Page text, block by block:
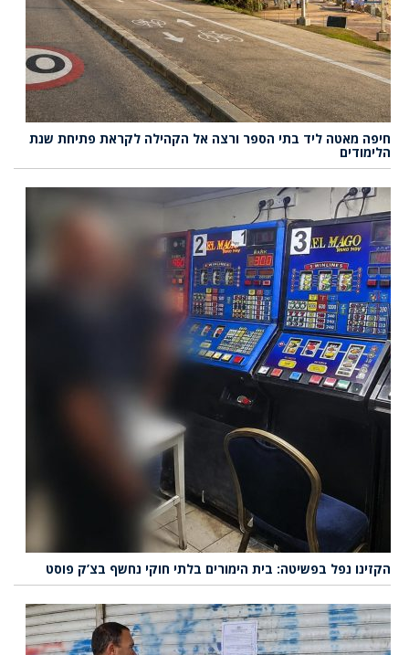
חיפה מאטה ליד בתי הספר ורצה אל הקהילה לקראת פתיחת שנת
הלימודים
הקזינו נפל בפשיטה: בית הימורים בלתי חוקי נחשף בצ’ק פוסט